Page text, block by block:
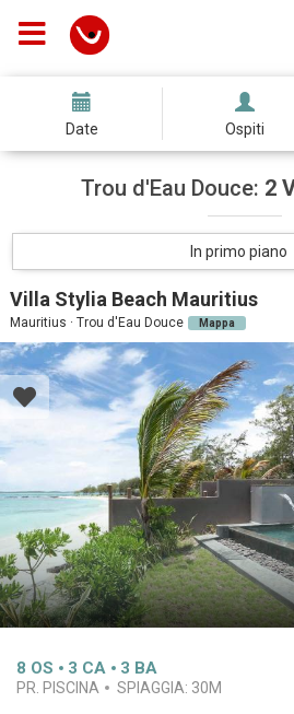
Date Ospiti
Trou d'Eau Douce: 2
In primo piano
Villa Stylia Beach Mauritius
Mauritius · Trou d'Eau Douce Mappa
8 OS 3 CA 3 BA
PR. PISCINA SPIAGGIA: 30M